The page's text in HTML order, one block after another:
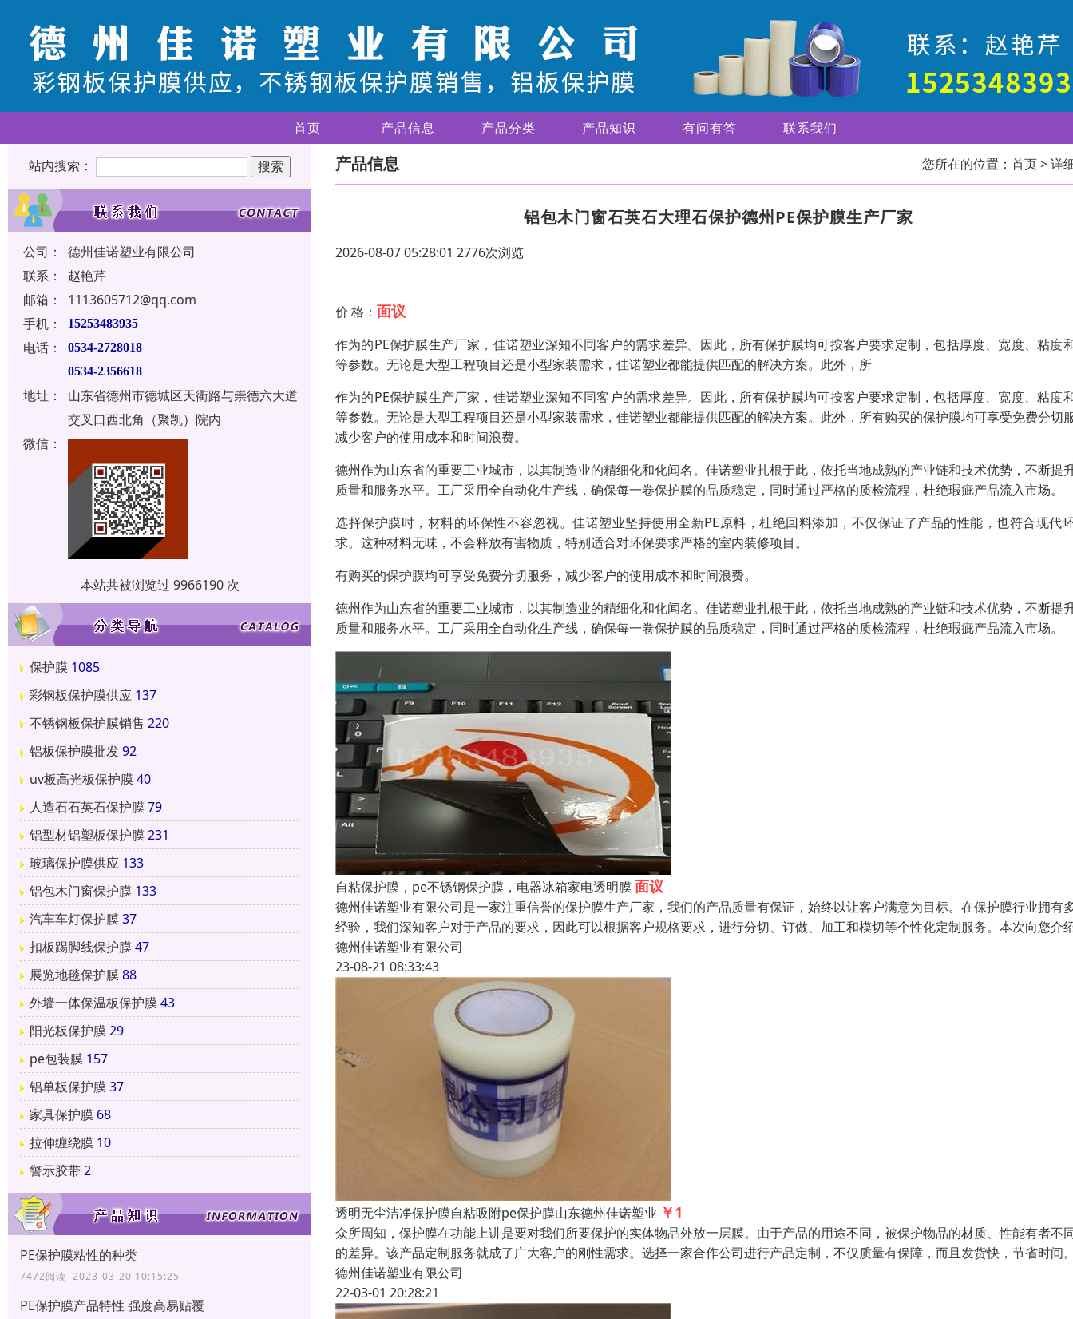
首页 产品信息 产品分类 产品知识 有问有答 联系我们
站内搜索：
公司：
德州佳诺塑业有限公司
联系：
赵艳芹
邮箱：
1113605712@qq.com
手机：
15253483935
电话：
0534-2728018
0534-2356618
地址：
山东省德州市德城区天衢路与崇德六大道
交叉口西北角（聚凯）院内
微信：
本站共被浏览过 9966190 次
保护膜 1085
彩钢板保护膜供应 137
不锈钢板保护膜销售 220
铝板保护膜批发92
uv板高光板保护膜40
人造石石英石保护膜79
铝型材铝塑板保护膜231
玻璃保护膜供应 133
铝包木门窗保护膜 133
汽车车灯保护膜37
扣板踢脚线保护膜47
展览地毯保护膜88
外墙一体保温板保护膜43
阳光板保护膜29
pe包装膜 157
铝单板保护膜37
家具保护膜 68
拉伸缠绕膜 10
警示胶带2
PE保护膜粘性的种类
7472阅读 2023-03-20 10:15:25
PE保护膜产品特性 强度高易贴覆
产品信息 您所在的位置： 首页> 详
铝包木门窗石英石大理石保护德州PE保护膜生产厂家
2026-08-07 05:28:01 2776次浏览
价 格： 面议
作为的PE保护膜生产厂家，佳诺塑业深知不同客户的需求差异。因此，所有保护膜均可按客户要求定制，包括厚度、宽度、粘度
等参数。无论是大型工程项目还是小型家装需求，佳诺塑业都能提供匹配的解决方案。此外，所
作为的PE保护膜生产厂家，佳诺塑业深知不同客户的需求差异。因此，所有保护膜均可按客户要求定制，包括厚度、宽度、粘度
等参数。无论是大型工程项目还是小型家装需求，佳诺塑业都能提供匹配的解决方案。此外，所有购买的保护膜均可享受免费分切
减少客户的使用成本和时间浪费。
德州作为山东省的重要工业城市，以其制造业的精细化和化闻名。佳诺塑业扎根于此，依托当地成熟的产业链和技术优势，不断提
质量和服务水平。工厂采用全自动化生产线，确保每一卷保护膜的品质稳定，同时通过严格的质检流程，杜绝瑕疵产品流入市场。
选择保护膜时，材料的环保性不容忽视。佳诺塑业坚持使用全新PE原料，杜绝回料添加，不仅保证了产品的性能，也符合现代
求。这种材料无味，不会释放有害物质，特别适合对环保要求严格的室内装修项目。
有购买的保护膜均可享受免费分切服务，减少客户的使用成本和时间浪费。
德州作为山东省的重要工业城市，以其制造业的精细化和化闻名。佳诺塑业扎根于此，依托当地成熟的产业链和技术优势，不断提
质量和服务水平。工厂采用全自动化生产线，确保每一卷保护膜的品质稳定，同时通过严格的质检流程，杜绝瑕疵产品流入市场。
自粘保护膜，pe不锈钢保护膜，电器冰箱家电透明膜面议
德州佳诺塑业有限公司是一家注重信誉的保护膜生产厂家，我们的产品质量有保证，始终以让客户满意为目标。在保护膜行业拥有
经验，我们深知客户对于产品的要求，因此可以根据客户规格要求，进行分切、订做、加工和模切等个性化定制服务。本次向您介
德州佳诺塑业有限公司
23-08-21 08:33:43
透明无尘洁净保护膜自粘吸附pe保护膜山东德州佳诺塑业 ￥1
众所周知，保护膜在功能上讲是要对我们所要保护的实体物品外放一层膜。由于产品的用途不同，被保护物品的材质、性能有者不
的差异。该产品定制服务就成了广大客户的刚性需求。选择一家合作公司进行产品定制，不仅质量有保障，而且发货快，节省时间
德州佳诺塑业有限公司
22-03-01 20:28:21